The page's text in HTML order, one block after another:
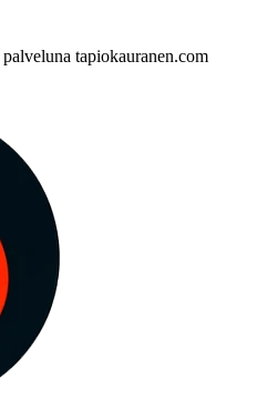
palveluna tapiokauranen.com